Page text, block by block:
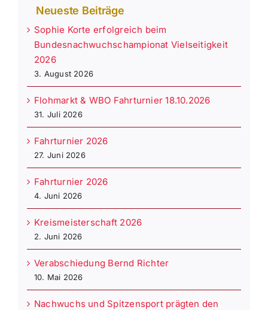
Neueste Beiträge
Sophie Korte erfolgreich beim
Bundesnachwuchschampionat Vielseitigkeit
2026
3. August 2026
Flohmarkt & WBO Fahrturnier 18.10.2026
31. Juli 2026
Fahrturnier 2026
27. Juni 2026
Fahrturnier 2026
4. Juni 2026
Kreismeisterschaft 2026
2. Juni 2026
Verabschiedung Bernd Richter
10. Mai 2026
Nachwuchs und Spitzensport prägten den